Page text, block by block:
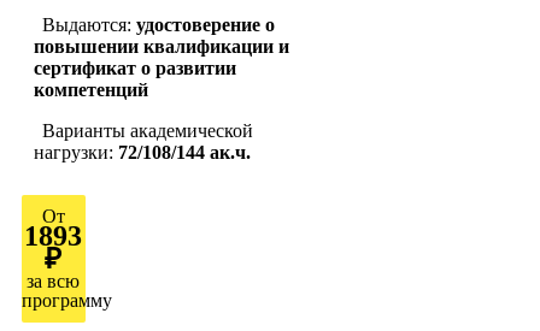
Выдаются: удостоверение о
повышении квалификации и
сертификат о развитии
компетенций
Варианты академической
нагрузки: 72/108/144 ак.ч.
От
1893
₽
за всю
программу